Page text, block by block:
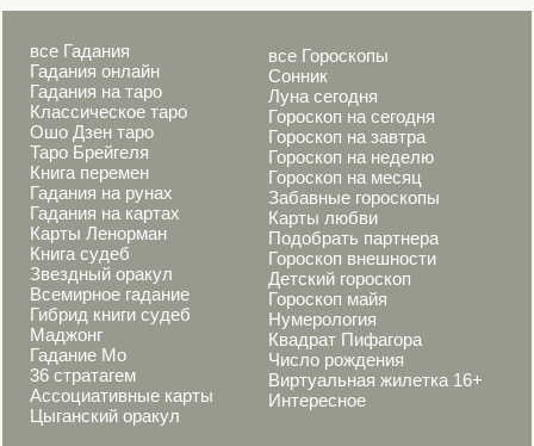
все Гадания
Гадания онлайн
Гадания на таро
Классическое таро
Ошо Дзен таро
Таро Брейгеля
Книга перемен
Гадания на рунах
Гадания на картах
Карты Ленорман
Книга судеб
Звездный оракул
Всемирное гадание
Гибрид книги судеб
Маджонг
Гадание Мо
36 стратагем
Ассоциативные карты
Цыганский оракул
все Гороскопы
Сонник
Луна сегодня
Гороскоп на сегодня
Гороскоп на завтра
Гороскоп на неделю
Гороскоп на месяц
Забавные гороскопы
Карты любви
Подобрать партнера
Гороскоп внешности
Детский гороскоп
Гороскоп майя
Нумерология
Квадрат Пифагора
Число рождения
Виртуальная жилетка 16+
Интересное